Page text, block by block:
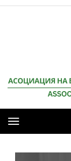
Мобилна
навигация